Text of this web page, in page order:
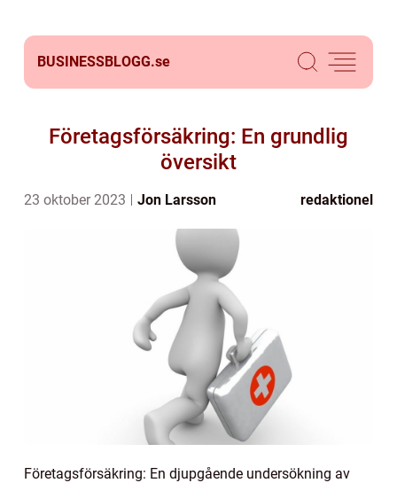
BUSINESSBLOGG.se
Företagsförsäkring: En grundlig
översikt
23 oktober 2023 Jon Larsson redaktionel
Företagsförsäkring: En djupgående undersökning av